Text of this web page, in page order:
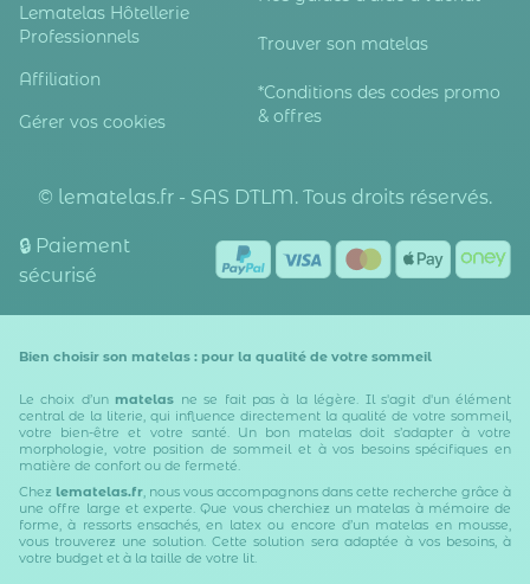
Lematelas Hôtellerie
Professionnels
Affiliation
Gérer vos cookies
Trouver son matelas
*Conditions des codes promo
& offres
© lematelas.fr - SAS DTLM. Tous droits réservés.
🔒 Paiement
sécurisé
Bien choisir son matelas : pour la qualité de votre sommeil
Le choix d’un matelas ne se fait pas à la légère. Il s'agit d'un élément
central de la literie, qui influence directement la qualité de votre sommeil,
votre bien-être et votre santé. Un bon matelas doit s’adapter à votre
morphologie, votre position de sommeil et à vos besoins spécifiques en
matière de confort ou de fermeté.
Chez lematelas.fr, nous vous accompagnons dans cette recherche grâce à
une offre large et experte. Que vous cherchiez un matelas à mémoire de
forme,à ressorts ensachés,en latexou encore d’un matelas en mousse,
vous trouverez une solution. Cette solution sera adaptée à vos besoins, à
votre budget et à la taille de votre lit.